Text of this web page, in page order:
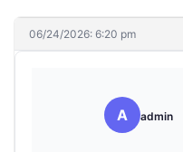
06/24/2026: 6:20 pm
A admin